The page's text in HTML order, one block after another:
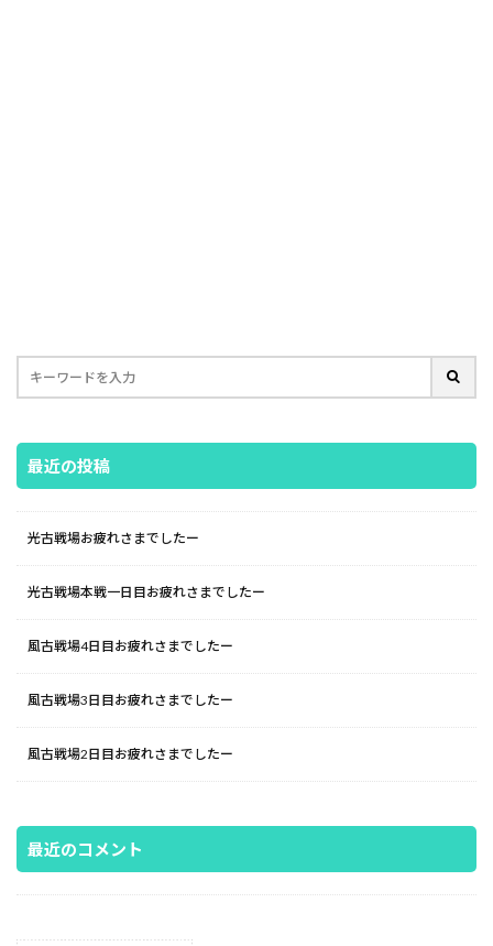
最近の投稿
光古戦場お疲れさまでしたー
光古戦場本戦一日目お疲れさまでしたー
風古戦場4日目お疲れさまでしたー
風古戦場3日目お疲れさまでしたー
風古戦場2日目お疲れさまでしたー
最近のコメント